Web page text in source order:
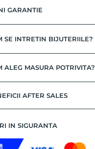
GARANTIE
SE INTRETIN BIJUTERIILE?
ALEG MASURA POTRIVITA?
AFTER SALES
IN SIGURANTA